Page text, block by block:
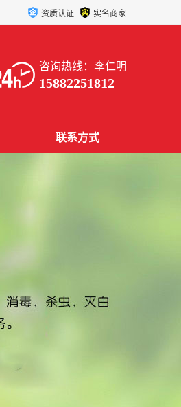
资质认证 实名商家
咨询热线：李仁明
15882251812
联系方式